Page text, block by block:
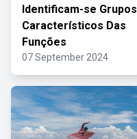
Identificam-se Grupos
Característicos Das
Funções
07 September 2024